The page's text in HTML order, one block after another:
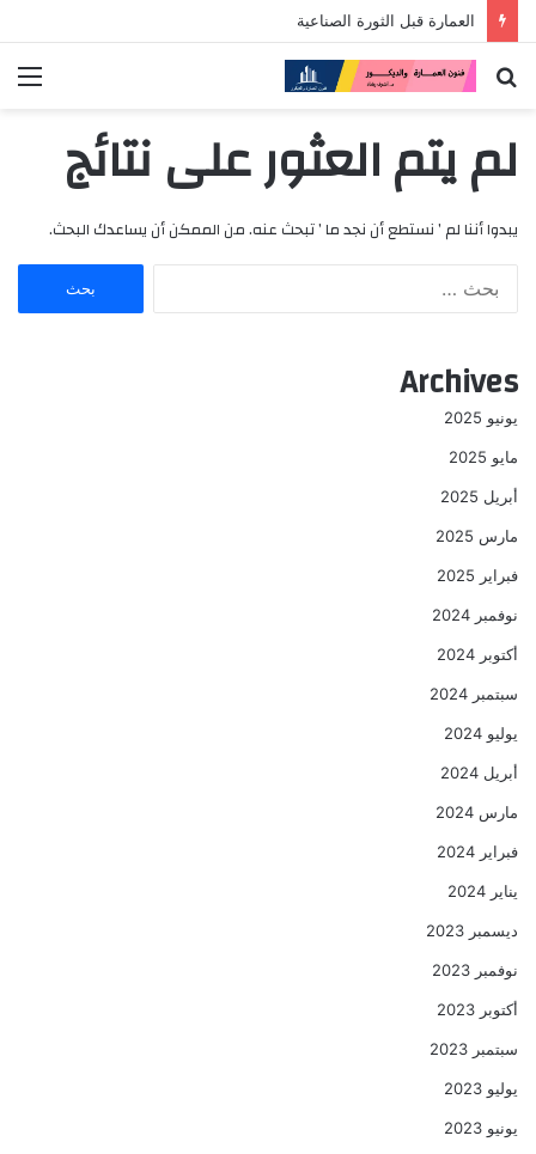
العمارة قبل الثورة الصناعية
بحث
لم يتم العثور على نتائج
يبدوا أننا لم ’ نستطع أن نجد ما ’ تبحث عنه. من الممكن أن يساعدك البحث.
Archives
يونيو 2025
مايو 2025
أبريل 2025
مارس 2025
فبراير 2025
نوفمبر 2024
أكتوبر 2024
سبتمبر 2024
يوليو 2024
أبريل 2024
مارس 2024
فبراير 2024
يناير 2024
ديسمبر 2023
نوفمبر 2023
أكتوبر 2023
سبتمبر 2023
يوليو 2023
يونيو 2023